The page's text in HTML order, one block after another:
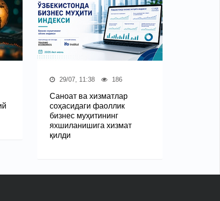
29/07, 11:38 186
Саноат ва хизматлар
соҳасидаги фаоллик
бизнес муҳитининг
яхшиланишига хизмат
қилди